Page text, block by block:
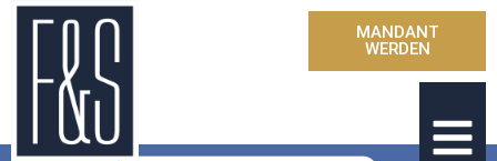
MANDANT
WERDEN